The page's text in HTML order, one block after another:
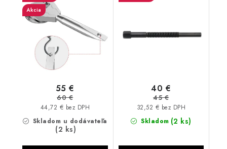
Akcia
Skladom u dodávateľa
(2 ks)
44,72 € bez DPH
55 €
60 €
Skladom (2 ks)
32,52 € bez DPH
40 €
45 €